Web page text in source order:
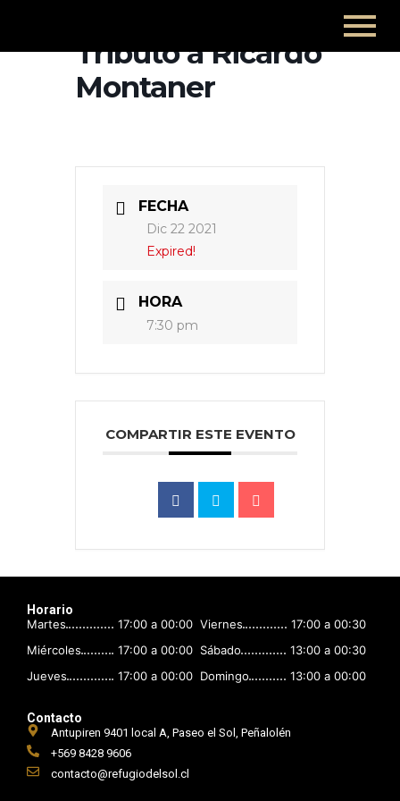
Tributo a Ricardo
Montaner
FECHA
Dic 22 2021
Expired!
HORA
7:30 pm
COMPARTIR ESTE EVENTO
Horario
Martes
17:00 a 00:00
Miércoles
17:00 a 00:00
Jueves
17:00 a 00:00
Viernes
17:00 a 00:30
Sábado
13:00 a 00:30
Domingo
13:00 a 00:00
Contacto
Antupiren 9401 local A, Paseo el Sol, Peñalolén
+569 8428 9606
contacto@refugiodelsol.cl